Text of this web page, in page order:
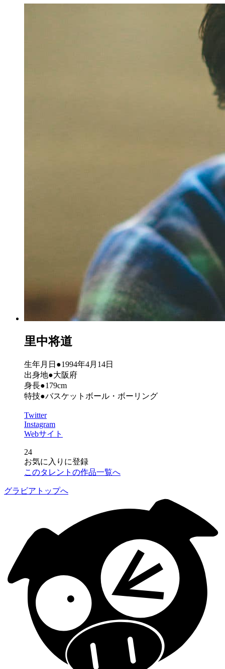
里中将道
生年月日●1994年4月14日
出身地●大阪府
身長●179cm
特技●バスケットボール・ボーリング
Twitter
Instagram
Webサイト
24
お気に入りに登録
このタレントの作品一覧へ
グラビアトップへ